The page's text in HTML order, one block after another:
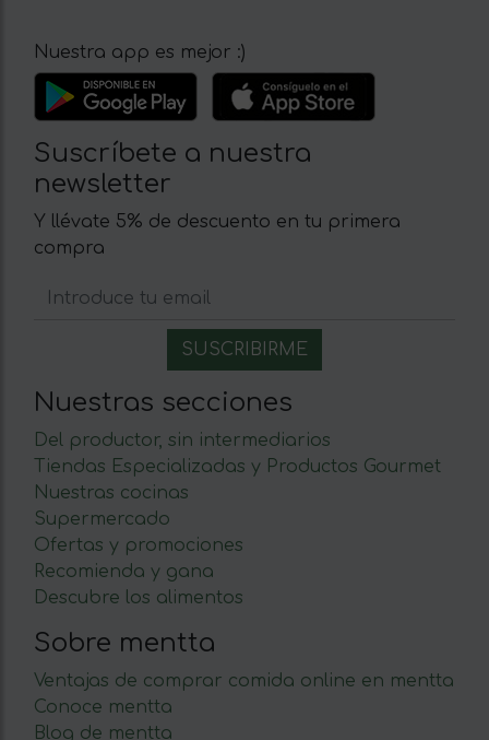
Nuestra app es mejor :)
Suscríbete a nuestra
newsletter
Y llévate 5% de descuento en tu primera
compra
Nuestras secciones
Del productor, sin intermediarios
Tiendas Especializadas y Productos Gourmet
Nuestras cocinas
Supermercado
Ofertas y promociones
Recomienda y gana
Descubre los alimentos
Sobre mentta
Ventajas de comprar comida online en mentta
Conoce mentta
Blog de mentta